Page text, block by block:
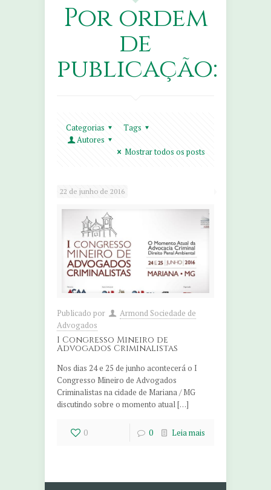
Por ordem
de
publicação:
Categorias
Tags
Autores
Mostrar todos os posts
22 de junho de 2016
Publicado por
Armond Sociedade de
Advogados
I Congresso Mineiro de
Advogados Criminalistas
Nos dias 24 e 25 de junho acontecerá o I
Congresso Mineiro de Advogados
Criminalistas na cidade de Mariana / MG
discutindo sobre o momento atual […]
0 0 Leia mais